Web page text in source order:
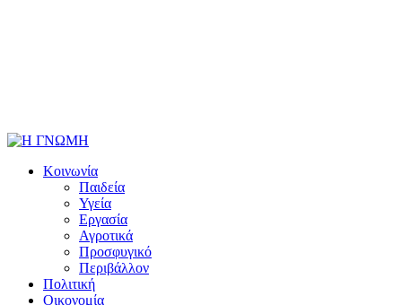
Κοινωνία
Παιδεία
Υγεία
Εργασία
Αγροτικά
Προσφυγικό
Περιβάλλον
Πολιτική
Οικονομία